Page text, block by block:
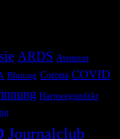
ARDS Atemnot
Blutung Corona COVID
Harnwegsinfekt
Journalclub